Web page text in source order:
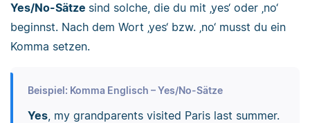
Yes/No-Sätze sind solche, die du mit ‚yes‘ oder ‚no‘
beginnst. Nach dem Wort ‚yes‘ bzw. ‚no‘ musst du ein
Komma setzen.
Beispiel: Komma Englisch – Yes/No-Sätze
Yes, my grandparents visited Paris last summer.